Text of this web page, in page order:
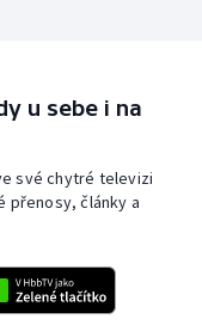
u sebe i na
své chytré televizi
přenosy, články a